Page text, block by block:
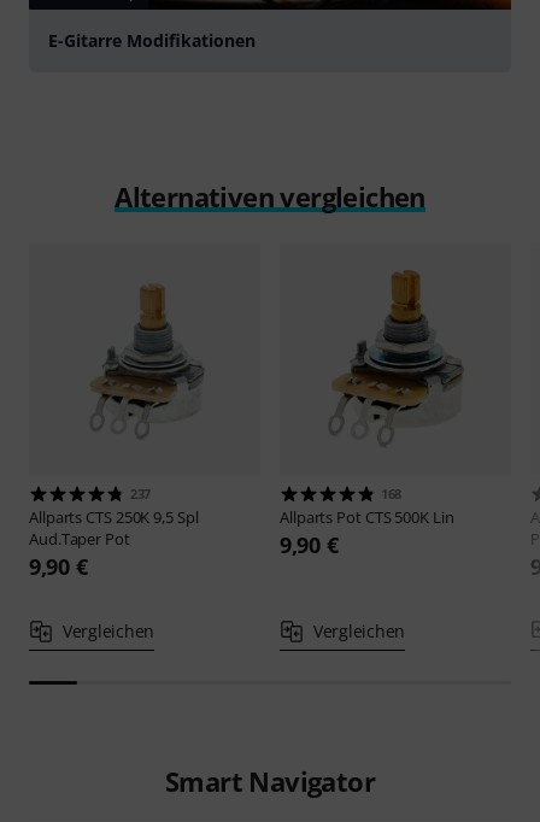
E-Gitarre Modifikationen
Alternativen vergleichen
237
Allparts CTS 250K 9,5 Spl
Aud.Taper Pot
9,90 €
Vergleichen
168
Allparts Pot CTS 500K Lin
9,90 €
Vergleichen
Smart Navigator